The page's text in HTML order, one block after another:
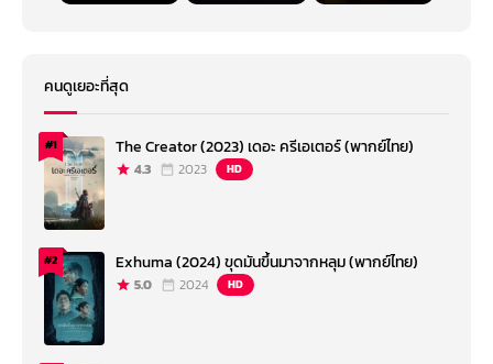
คนดูเยอะที่สุด
#1 The Creator (2023) เดอะ ครีเอเตอร์ (พากย์ไทย)
4.3 2023 HD
#2 Exhuma (2024) ขุดมันขึ้นมาจากหลุม (พากย์ไทย)
5.0 2024 HD